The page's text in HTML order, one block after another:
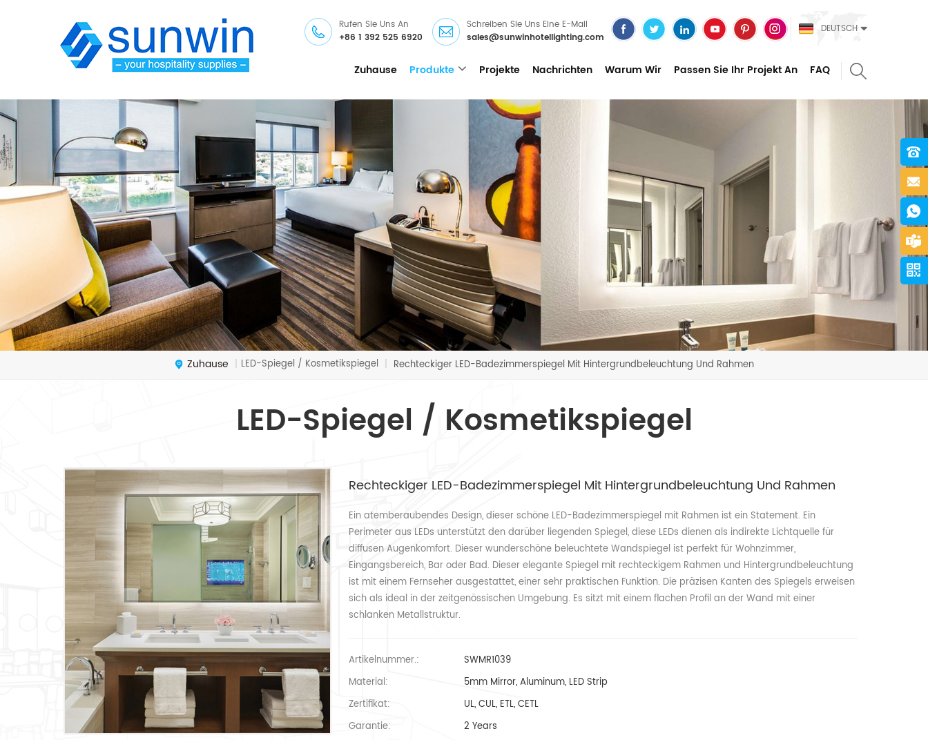
DEUTSCH
Rufen Sie Uns An
+86 1 392 525 6920
Schreiben Sie Uns Eine E-Mail
sales@sunwinhotellighting.com
Zuhause Produkte Projekte Nachrichten Warum Wir Passen Sie Ihr Projekt An FAQ
Zuhause | LED-Spiegel / Kosmetikspiegel | Rechteckiger LED-Badezimmerspiegel Mit Hintergrundbeleuchtung Und Rahmen
LED-Spiegel / Kosmetikspiegel
Rechteckiger LED-Badezimmerspiegel Mit Hintergrundbeleuchtung Und Rahmen
Ein atemberaubendes Design, dieser schöne LED-Badezimmerspiegel mit Rahmen ist ein Statement. Ein
Perimeter aus LEDs unterstützt den darüber liegenden Spiegel, diese LEDs dienen als indirekte Lichtquelle für
diffusen Augenkomfort. Dieser wunderschöne beleuchtete Wandspiegel ist perfekt für Wohnzimmer,
Eingangsbereich, Bar oder Bad. Dieser elegante Spiegel mit rechteckigem Rahmen und Hintergrundbeleuchtung
ist mit einem Fernseher ausgestattet, einer sehr praktischen Funktion. Die präzisen Kanten des Spiegels erweisen
sich als ideal in der zeitgenössischen Umgebung. Es sitzt mit einem flachen Profil an der Wand mit einer
schlanken Metallstruktur.
Artikelnummer.:
SWMR1039
Material:
5mm Mirror, Aluminum, LED Strip
Zertifikat:
UL, CUL, ETL, CETL
Garantie:
2 Years